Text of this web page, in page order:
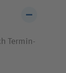
Termin­